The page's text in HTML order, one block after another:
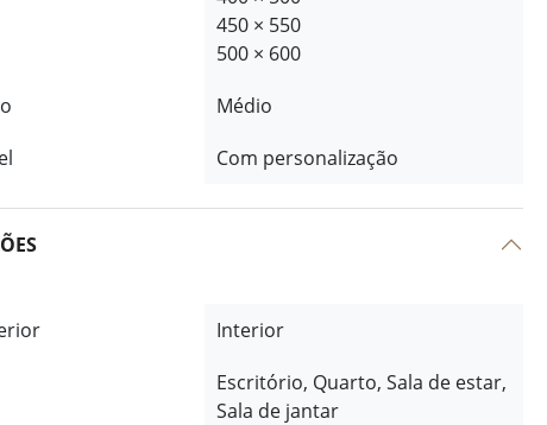
450 × 550
500 × 600
Médio
Com personalização
Interior
Escritório, Quarto, Sala de estar,
Sala de jantar